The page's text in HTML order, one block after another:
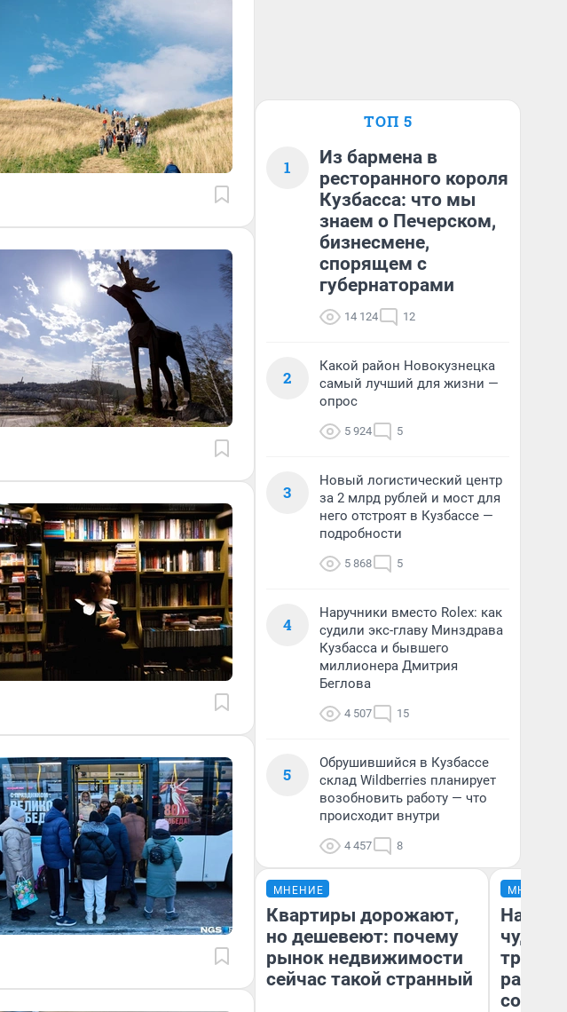
ТОП 5
1
Из бармена в
ресторанного короля
Кузбасса: что мы
знаем о Печерском,
бизнесмене,
спорящем с
губернаторами
14 124 12
2
Какой район Новокузнецка
самый лучший для жизни —
опрос
5 924 5
3
Новый логистический центр
за 2 млрд рублей и мост для
него отстроят в Кузбассе —
подробности
5 868 5
4
Наручники вместо Rolex: как
судили экс-главу Минздрава
Кузбасса и бывшего
миллионера Дмитрия
Беглова
4 507 15
5
Обрушившийся в Кузбассе
склад Wildberries планирует
возобновить работу — что
происходит внутри
4 457 8
МНЕНИЕ
Квартиры дорожают,
но дешевеют: почему
рынок недвижимости
сейчас такой странный
МНЕНИЕ
чудом